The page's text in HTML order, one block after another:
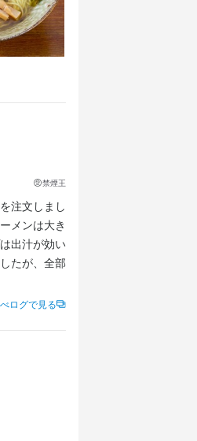
禁煙王
注文しまし
メンは大き
出汁が効い
たが、全部
ログで見る